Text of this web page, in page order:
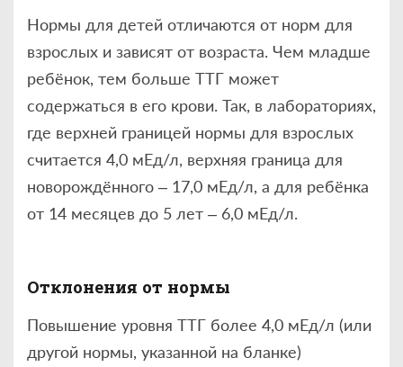
Нормы для детей отличаются от норм для
взрослых и зависят от возраста. Чем младше
ребёнок, тем больше ТТГ может
содержаться в его крови. Так, в лабораториях,
где верхней границей нормы для взрослых
считается 4,0 мЕд/л, верхняя граница для
новорождённого – 17,0 мЕд/л, а для ребёнка
от 14 месяцев до 5 лет – 6,0 мЕд/л.
Отклонения от нормы
Повышение уровня ТТГ более 4,0 мЕд/л (или
другой нормы, указанной на бланке)